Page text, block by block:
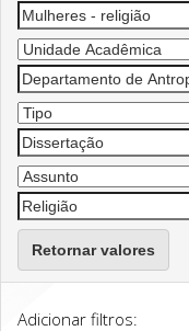
Retornar valores
Adicionar filtros: